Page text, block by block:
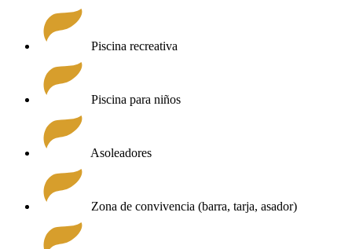
Piscina recreativa
Piscina para niños
Asoleadores
Zona de convivencia (barra, tarja, asador)